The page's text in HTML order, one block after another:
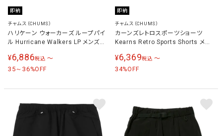
即納
チャムス（CHUMS）
ハリケーン ウォーカーズ ループパイ
ル Hurricane Walkers LP メンズ
¥6,886税込 〜
35～36%OFF
即納
チャムス（CHUMS）
カーンズレトロスポーツショーツ
Kearns Retro Sports Shorts メン
¥6,369税込 〜
34%OFF